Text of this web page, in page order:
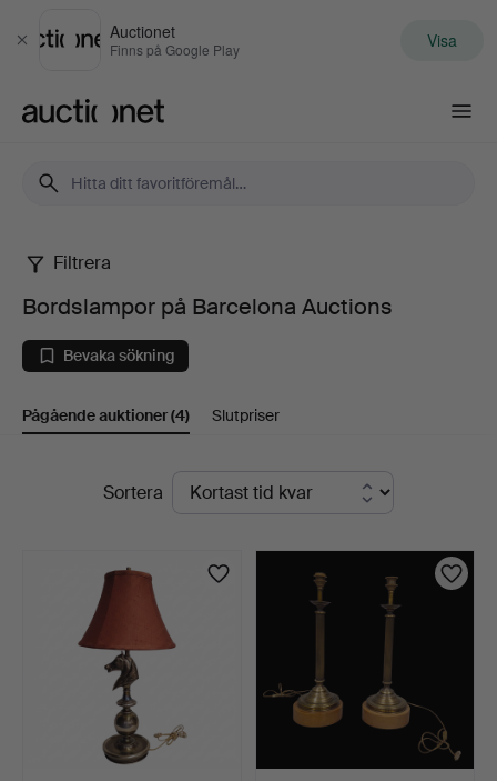
Stäng
Auctionet
Finns på Google Play Visa
Bordslampor
på
Barcelona
Auctions
Filtrera
Bordslampor på Barcelona Auctions
Bevaka sökning
Pågående auktioner(4) Slutpriser
PågåendeSortera